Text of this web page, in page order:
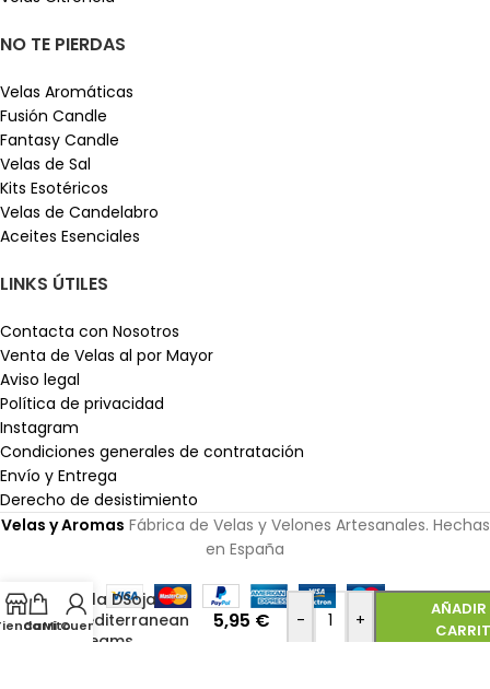
NO TE PIERDAS
Velas Aromáticas
Fusión Candle
Fantasy Candle
Velas de Sal
Kits Esotéricos
Velas de Candelabro
Aceites Esenciales
LINKS ÚTILES
Contacta con Nosotros
Venta de Velas al por Mayor
Aviso legal
Política de privacidad
Instagram
Condiciones generales de contratación
Envío y Entrega
Derecho de desistimiento
Velas y Aromas Fábrica de Velas y Velones Artesanales. Hechas
en España
Carrito
Mi Cuenta
Vela DSoja
Mediterranean
Dreams
5,95 € - +
AÑADIR